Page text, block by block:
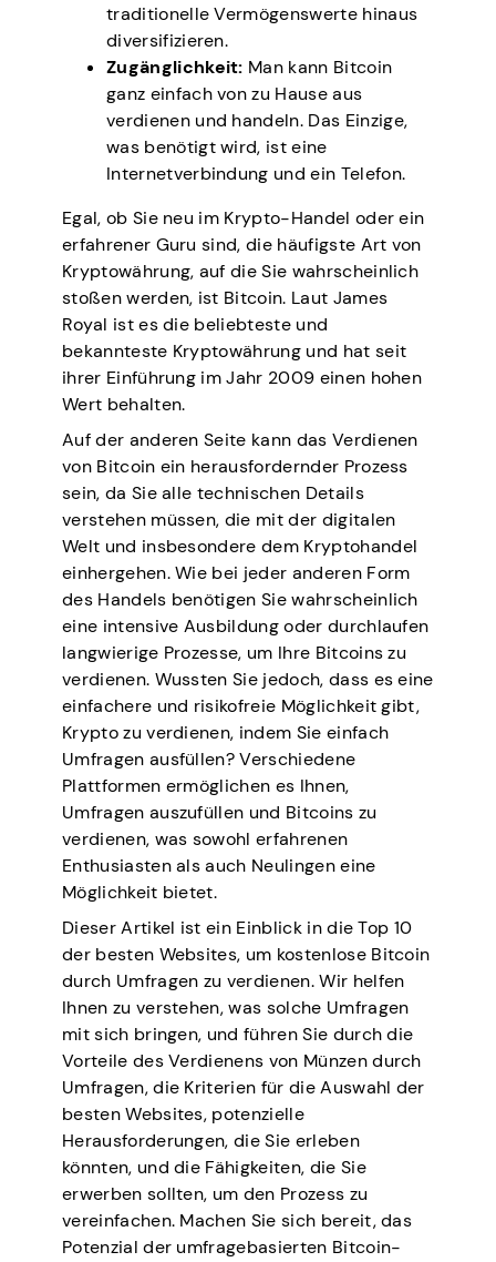
traditionelle Vermögenswerte hinaus
diversifizieren.
Zugänglichkeit: Man kann Bitcoin
ganz einfach von zu Hause aus
verdienen und handeln. Das Einzige,
was benötigt wird, ist eine
Internetverbindung und ein Telefon.
Egal, ob Sie neu im Krypto-Handel oder ein
erfahrener Guru sind, die häufigste Art von
Kryptowährung, auf die Sie wahrscheinlich
stoßen werden, ist Bitcoin. Laut James
Royal ist es die beliebteste und
bekannteste Kryptowährung und hat seit
ihrer Einführung im Jahr 2009 einen hohen
Wert behalten.
Auf der anderen Seite kann das Verdienen
von Bitcoin ein herausfordernder Prozess
sein, da Sie alle technischen Details
verstehen müssen, die mit der digitalen
Welt und insbesondere dem Kryptohandel
einhergehen. Wie bei jeder anderen Form
des Handels benötigen Sie wahrscheinlich
eine intensive Ausbildung oder durchlaufen
langwierige Prozesse, um Ihre Bitcoins zu
verdienen. Wussten Sie jedoch, dass es eine
einfachere und risikofreie Möglichkeit gibt,
Krypto zu verdienen, indem Sie einfach
Umfragen ausfüllen? Verschiedene
Plattformen ermöglichen es Ihnen,
Umfragen auszufüllen und Bitcoins zu
verdienen, was sowohl erfahrenen
Enthusiasten als auch Neulingen eine
Möglichkeit bietet.
Dieser Artikel ist ein Einblick in die Top 10
der besten Websites, um kostenlose Bitcoin
durch Umfragen zu verdienen. Wir helfen
Ihnen zu verstehen, was solche Umfragen
mit sich bringen, und führen Sie durch die
Vorteile des Verdienens von Münzen durch
Umfragen, die Kriterien für die Auswahl der
besten Websites, potenzielle
Herausforderungen, die Sie erleben
könnten, und die Fähigkeiten, die Sie
erwerben sollten, um den Prozess zu
vereinfachen. Machen Sie sich bereit, das
Potenzial der umfragebasierten Bitcoin-